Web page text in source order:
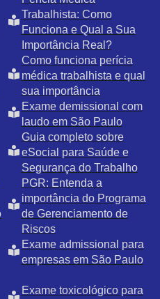
Trabalhista: Como
Funciona e Qual a Sua
Importância Real?
Como funciona perícia
médica trabalhista e qual
sua importância
Exame demissional com
laudo em São Paulo
Guia completo sobre
eSocial para Saúde e
Segurança do Trabalho
PGR: Entenda a
importância do Programa
de Gerenciamento de
Riscos
Exame admissional para
empresas em São Paulo
Exame toxicológico para